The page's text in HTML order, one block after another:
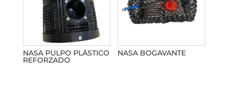
NASA PULPO PLÁSTICO
REFORZADO
NASA BOGAVANTE